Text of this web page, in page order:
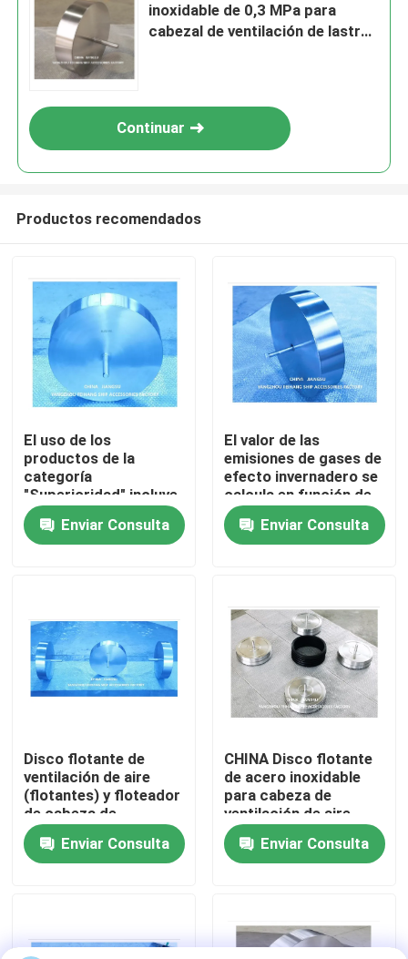
Inicio
Productos
Sobre nosotros
Control de Calidad
Solicitar una cotización
Cabezal de ventilación de aire marino
Marine Sea Water Strainer
inoxidable de 0,3 MPa para
cabezal de ventilación de lastre
Continuar
Productos recomendados
El uso de los
productos de la
categoría
"Superioridad" incluye
los productos de la
categoría "Mejor
calidad".
Enviar Consulta
El valor de las
emisiones de gases de
efecto invernadero se
calcula en función de
las emisiones de
gases de efecto
invernadero.
Enviar Consulta
Disco flotante de
ventilación de aire
(flotantes) y floteador
de cabeza de
ventilación de aire
Enviar Consulta
CHINA Disco flotante
de acero inoxidable
para cabeza de
ventilación de aire
Enviar Consulta